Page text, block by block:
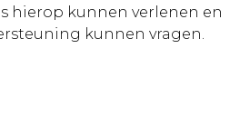
hierop kunnen verlenen en
kunnen vragen.